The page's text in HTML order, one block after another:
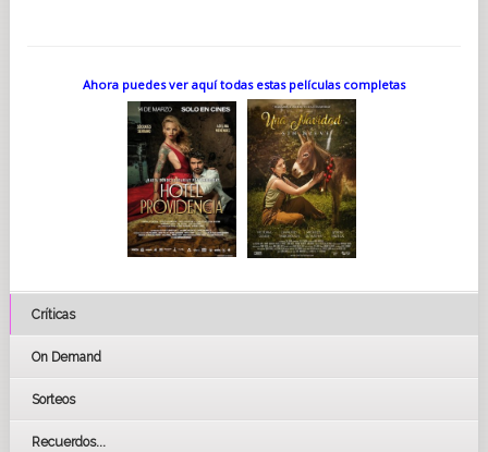
Ahora puedes ver aquí todas estas películas completas
Críticas
On Demand
Sorteos
Recuerdos...